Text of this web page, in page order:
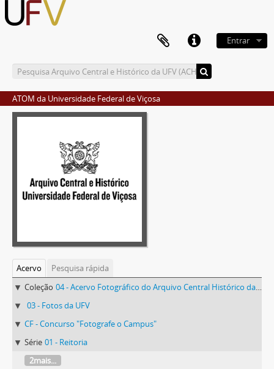
Entrar
ATOM da Universidade Federal de Viçosa
Acervo
Pesquisa rápida
Coleção 04 - Acervo Fotográfico do Arquivo Central Histórico da UFV
03 - Fotos da UFV
CF - Concurso "Fotografe o Campus"
Série 01 - Reitoria
2mais...